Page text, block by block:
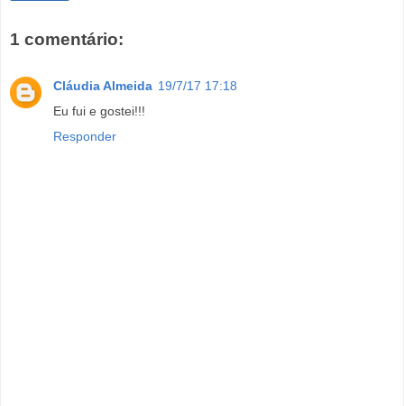
1 comentário:
Cláudia Almeida 19/7/17 17:18
Eu fui e gostei!!!
Responder